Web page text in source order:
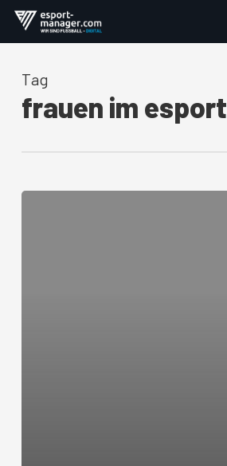
Skip
contentTag
frauen im esport